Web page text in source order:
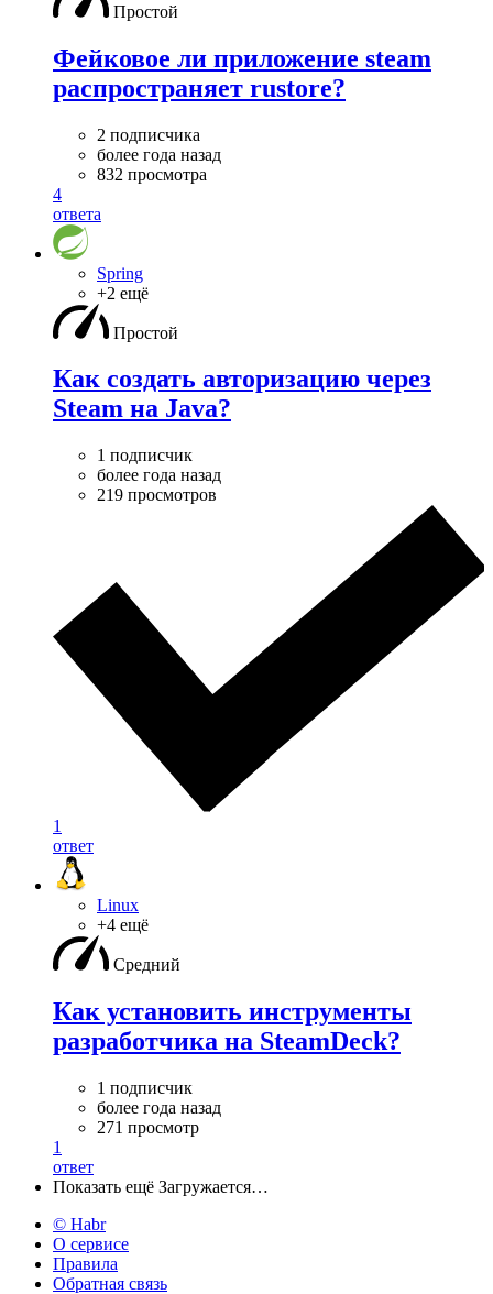
Простой
Фейковое ли приложение steam
распространяет rustore?
2 подписчика
более года назад
832 просмотра
4
ответа
Spring
+2 ещё
Простой
Как создать авторизацию через
Steam на Java?
1 подписчик
более года назад
219 просмотров
1
ответ
Linux
+4 ещё
Средний
Как установить инструменты
разработчика на SteamDeck?
1 подписчик
более года назад
271 просмотр
1
ответ
Показать ещё Загружается…
© Habr
О сервисе
Правила
Обратная связь